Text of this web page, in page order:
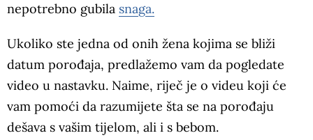
nepotrebno gubila snaga.
Ukoliko ste jedna od onih žena kojima se bliži
datum porođaja, predlažemo vam da pogledate
video u nastavku. Naime, riječ je o videu koji će
vam pomoći da razumijete šta se na porođaju
dešava s vašim tijelom, ali i s bebom.